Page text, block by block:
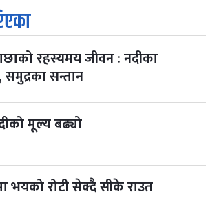
Mar 21, 2027
Mar 22, 2027
७ महिना बाँकी
रहस्यमय जीवन : नदीका
समुद्रका सन्तान
मूल्य बढ्यो
भयको रोटी सेक्दै सीके राउत